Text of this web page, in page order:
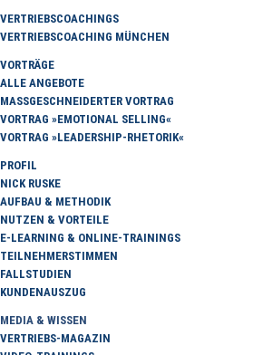
VERTRIEBSCOACHINGS
VERTRIEBSCOACHING MÜNCHEN
VORTRÄGE
ALLE ANGEBOTE
MASSGESCHNEIDERTER VORTRAG
VORTRAG »EMOTIONAL SELLING«
VORTRAG »LEADERSHIP-RHETORIK«
PROFIL
NICK RUSKE
AUFBAU & METHODIK
NUTZEN & VORTEILE
E-LEARNING & ONLINE-TRAININGS
TEILNEHMERSTIMMEN
FALLSTUDIEN
KUNDENAUSZUG
MEDIA & WISSEN
VERTRIEBS-MAGAZIN